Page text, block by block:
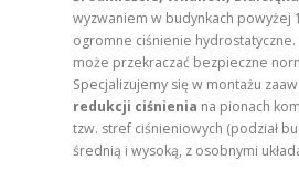
wyzwaniem w budynkach powyżej
ogromne ciśnienie
może przekraczać bezpieczne
Specjalizujemy się w montażu
redukcji ciśnienia na pionach
tzw. stref ciśnieniowych (podział
średnią i wysoką, z osobnymi